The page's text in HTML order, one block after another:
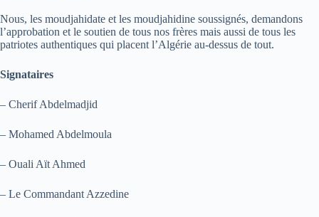
Nous, les moudjahidate et les moudjahidine soussignés, demandons
l’approbation et le soutien de tous nos frères mais aussi de tous les
patriotes authentiques qui placent l’Algérie au-dessus de tout.
Signataires
– Cherif Abdelmadjid
– Mohamed Abdelmoula
– Ouali Aït Ahmed
– Le Commandant Azzedine